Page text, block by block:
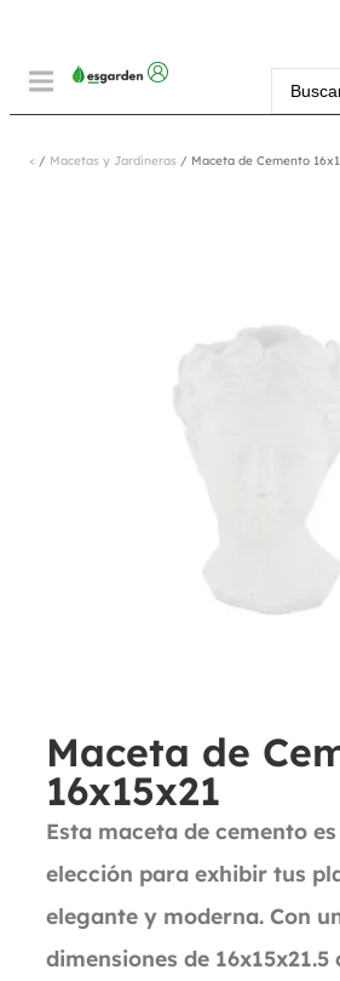
< / Macetas y Jardineras / Maceta de Cemento
Maceta de
16x15x21
Esta maceta de cemento
elección para exhibir tus
elegante y moderna. Con
dimensiones de